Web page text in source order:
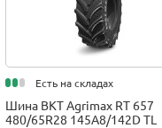
Есть на складах
Шина BKT Agrimax RT 657
480/65R28 145A8/142D TL